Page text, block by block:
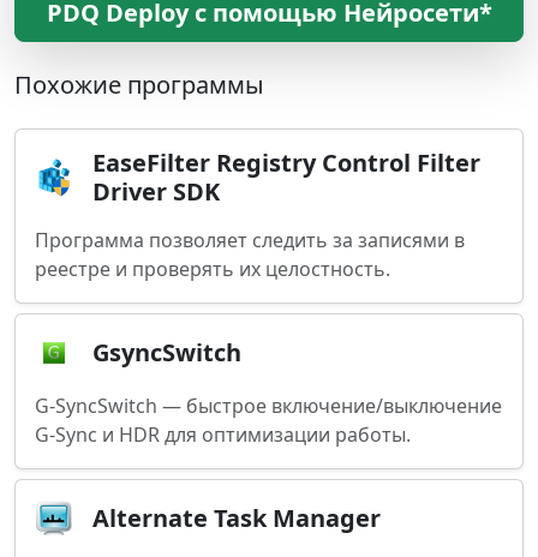
PDQ Deploy с помощью Нейросети*
Похожие программы
EaseFilter Registry Control Filter
Driver SDK
Программа позволяет следить за записями в
реестре и проверять их целостность.
GsyncSwitch
G-SyncSwitch — быстрое включение/выключение
G-Sync и HDR для оптимизации работы.
Alternate Task Manager